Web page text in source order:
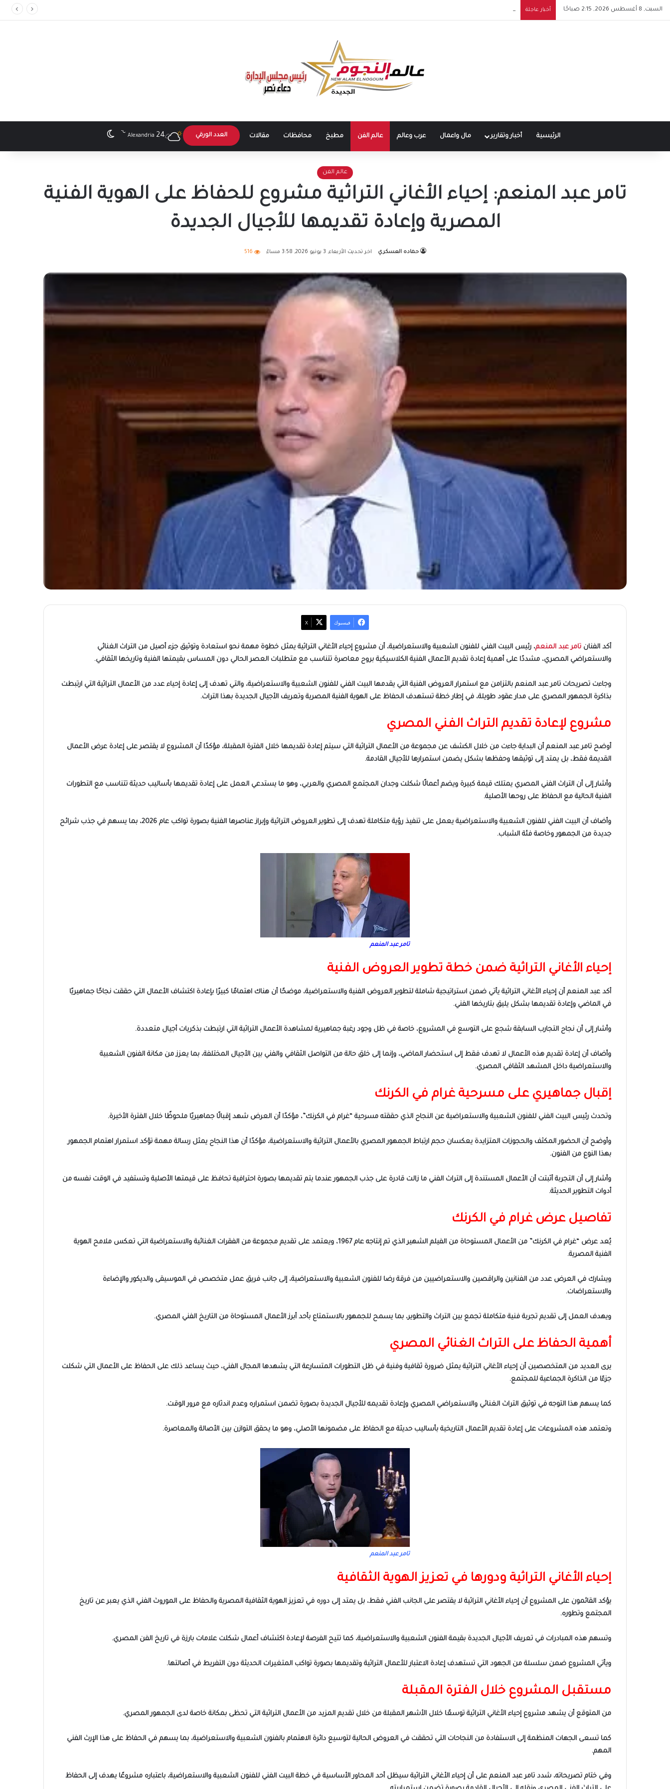
السبت, 8 أغسطس 2026, 2:15 صباحًا أخبار عاجلة شيرين تشعل حماس جمهورها في الساحل الشمالي.. وهتافات “صوت مصر” تقابلها برد مؤثر: “كلنا صوت مصر”
الرئيسية أخبار وتقارير مال واعمال عرب وعالم عالم الفن مطبخ محافظات مقالات العدد الورقي Alexandria 24
℃ الوضع المظلم
عالم الفن
تامر عبد المنعم: إحياء الأغاني التراثية مشروع للحفاظ على الهوية الفنية
المصرية وإعادة تقديمها للأجيال الجديدة
حماده العسكري اخر تحديث الأربعاء, 3 يونيو 2026, 3:58 مساءً 516
فيسبوك ‫X
أكد الفنان تامر عبد المنعم، رئيس البيت الفني للفنون الشعبية والاستعراضية، أن مشروع إحياء الأغاني التراثية يمثل خطوة مهمة نحو استعادة وتوثيق جزء أصيل من التراث الغنائي
والاستعراضي المصري، مشددًا على أهمية إعادة تقديم الأعمال الفنية الكلاسيكية بروح معاصرة تتناسب مع متطلبات العصر الحالي دون المساس بقيمتها الفنية وتاريخها الثقافي.
وجاءت تصريحات تامر عبد المنعم بالتزامن مع استمرار العروض الفنية التي يقدمها البيت الفني للفنون الشعبية والاستعراضية، والتي تهدف إلى إعادة إحياء عدد من الأعمال التراثية التي ارتبطت
بذاكرة الجمهور المصري على مدار عقود طويلة، في إطار خطة تستهدف الحفاظ على الهوية الفنية المصرية وتعريف الأجيال الجديدة بهذا التراث.
مشروع لإعادة تقديم التراث الفني المصري
أوضح تامر عبد المنعم أن البداية جاءت من خلال الكشف عن مجموعة من الأعمال التراثية التي سيتم إعادة تقديمها خلال الفترة المقبلة، مؤكدًا أن المشروع لا يقتصر على إعادة عرض الأعمال
القديمة فقط، بل يمتد إلى توثيقها وحفظها بشكل يضمن استمرارها للأجيال القادمة.
وأشار إلى أن التراث الفني المصري يمتلك قيمة كبيرة ويضم أعمالًا شكلت وجدان المجتمع المصري والعربي، وهو ما يستدعي العمل على إعادة تقديمها بأساليب حديثة تتناسب مع التطورات
الفنية الحالية مع الحفاظ على روحها الأصلية.
وأضاف أن البيت الفني للفنون الشعبية والاستعراضية يعمل على تنفيذ رؤية متكاملة تهدف إلى تطوير العروض التراثية وإبراز عناصرها الفنية بصورة تواكب عام 2026، بما يسهم في جذب شرائح
جديدة من الجمهور وخاصة فئة الشباب.
تامر عبد المنعم
إحياء الأغاني التراثية ضمن خطة تطوير العروض الفنية
أكد عبد المنعم أن إحياء الأغاني التراثية يأتي ضمن استراتيجية شاملة لتطوير العروض الفنية والاستعراضية، موضحًا أن هناك اهتمامًا كبيرًا بإعادة اكتشاف الأعمال التي حققت نجاحًا جماهيريًا
في الماضي وإعادة تقديمها بشكل يليق بتاريخها الفني.
وأشار إلى أن نجاح التجارب السابقة شجع على التوسع في المشروع، خاصة في ظل وجود رغبة جماهيرية لمشاهدة الأعمال التراثية التي ارتبطت بذكريات أجيال متعددة.
وأضاف أن إعادة تقديم هذه الأعمال لا تهدف فقط إلى استحضار الماضي، وإنما إلى خلق حالة من التواصل الثقافي والفني بين الأجيال المختلفة، بما يعزز من مكانة الفنون الشعبية
والاستعراضية داخل المشهد الثقافي المصري.
إقبال جماهيري على مسرحية غرام في الكرنك
وتحدث رئيس البيت الفني للفنون الشعبية والاستعراضية عن النجاح الذي حققته مسرحية “غرام في الكرنك”، مؤكدًا أن العرض شهد إقبالًا جماهيريًا ملحوظًا خلال الفترة الأخيرة.
وأوضح أن الحضور المكثف والحجوزات المتزايدة يعكسان حجم ارتباط الجمهور المصري بالأعمال التراثية والاستعراضية، مؤكدًا أن هذا النجاح يمثل رسالة مهمة تؤكد استمرار اهتمام الجمهور
بهذا النوع من الفنون.
وأشار إلى أن التجربة أثبتت أن الأعمال المستندة إلى التراث الفني ما زالت قادرة على جذب الجمهور عندما يتم تقديمها بصورة احترافية تحافظ على قيمتها الأصلية وتستفيد في الوقت نفسه من
أدوات التطوير الحديثة.
تفاصيل عرض غرام في الكرنك
يُعد عرض “غرام في الكرنك” من الأعمال المستوحاة من الفيلم الشهير الذي تم إنتاجه عام 1967، ويعتمد على تقديم مجموعة من الفقرات الغنائية والاستعراضية التي تعكس ملامح الهوية
الفنية المصرية.
ويشارك في العرض عدد من الفنانين والراقصين والاستعراضيين من فرقة رضا للفنون الشعبية والاستعراضية، إلى جانب فريق عمل متخصص في الموسيقى والديكور والإضاءة
والاستعراضات.
ويهدف العمل إلى تقديم تجربة فنية متكاملة تجمع بين التراث والتطوير، بما يسمح للجمهور بالاستمتاع بأحد أبرز الأعمال المستوحاة من التاريخ الفني المصري.
أهمية الحفاظ على التراث الغنائي المصري
يرى العديد من المتخصصين أن إحياء الأغاني التراثية يمثل ضرورة ثقافية وفنية في ظل التطورات المتسارعة التي يشهدها المجال الفني، حيث يساعد ذلك على الحفاظ على الأعمال التي شكلت
جزءًا من الذاكرة الجماعية للمجتمع.
كما يسهم هذا التوجه في توثيق التراث الغنائي والاستعراضي المصري وإعادة تقديمه للأجيال الجديدة بصورة تضمن استمراره وعدم اندثاره مع مرور الوقت.
وتعتمد هذه المشروعات على إعادة تقديم الأعمال التاريخية بأساليب حديثة مع الحفاظ على مضمونها الأصلي، وهو ما يحقق التوازن بين الأصالة والمعاصرة.
تامر عبد المنعم
إحياء الأغاني التراثية ودورها في تعزيز الهوية الثقافية
يؤكد القائمون على المشروع أن إحياء الأغاني التراثية لا يقتصر على الجانب الفني فقط، بل يمتد إلى دوره في تعزيز الهوية الثقافية المصرية والحفاظ على الموروث الفني الذي يعبر عن تاريخ
المجتمع وتطوره.
وتسهم هذه المبادرات في تعريف الأجيال الجديدة بقيمة الفنون الشعبية والاستعراضية، كما تتيح الفرصة لإعادة اكتشاف أعمال شكلت علامات بارزة في تاريخ الفن المصري.
ويأتي المشروع ضمن سلسلة من الجهود التي تستهدف إعادة الاعتبار للأعمال التراثية وتقديمها بصورة تواكب المتغيرات الحديثة دون التفريط في أصالتها.
مستقبل المشروع خلال الفترة المقبلة
من المتوقع أن يشهد مشروع إحياء الأغاني التراثية توسعًا خلال الأشهر المقبلة من خلال تقديم المزيد من الأعمال التراثية التي تحظى بمكانة خاصة لدى الجمهور المصري.
كما تسعى الجهات المنظمة إلى الاستفادة من النجاحات التي تحققت في العروض الحالية لتوسيع دائرة الاهتمام بالفنون الشعبية والاستعراضية، بما يسهم في الحفاظ على هذا الإرث الفني
المهم.
وفي ختام تصريحاته، شدد تامر عبد المنعم على أن إحياء الأغاني التراثية سيظل أحد المحاور الأساسية في خطة البيت الفني للفنون الشعبية والاستعراضية، باعتباره مشروعًا يهدف إلى الحفاظ